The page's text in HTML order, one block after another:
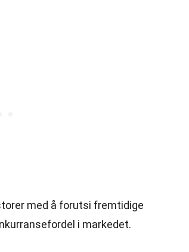
med å forutsi fremtidige
i markedet.